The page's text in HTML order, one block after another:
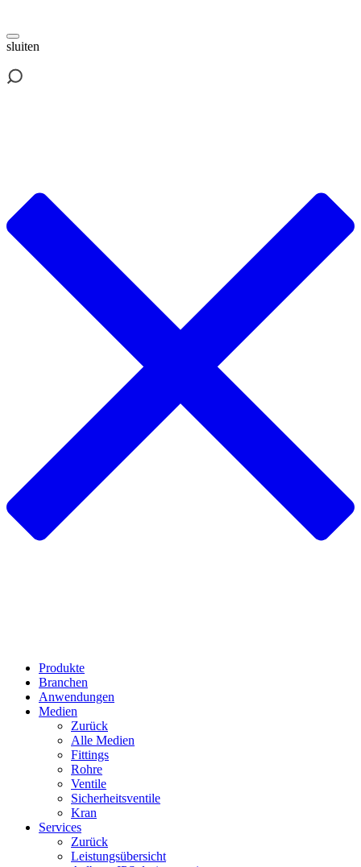
sluiten
Produkte
Branchen
Anwendungen
Medien
Zurück
Alle Medien
Fittings
Rohre
Ventile
Sicherheitsventile
Kran
Services
Zurück
Leistungsübersicht